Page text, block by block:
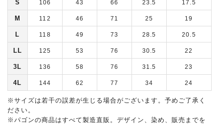
S 106 43 66 23.5 17.5
M 112 46 71 25 19
L 118 49 73 28.5 20.5
LL 125 53 76 30.5 22
3L 136 58 76 31.5 23
4L 144 62 77 34 24
※サイズは若干の誤差が生じる場合がございます。予めご了承く
ださい。
※パゴンの商品はすべて製造直販。デザイン、染め、販売までを